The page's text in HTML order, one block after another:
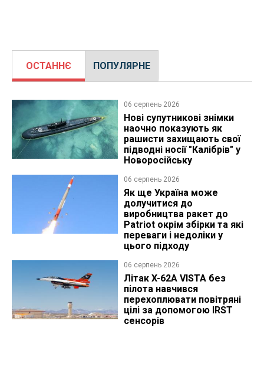
ОСТАННЄ ПОПУЛЯРНЕ
06 серпень 2026
Нові супутникові знімки
наочно показують як
рашисти захищають свої
підводні носії "Калібрів" у
Новоросійську
06 серпень 2026
Як ще Україна може
долучитися до
виробництва ракет до
Patriot окрім збірки та які
переваги і недоліки у
цього підходу
06 серпень 2026
Літак X-62A VISTA без
пілота навчився
перехоплювати повітряні
цілі за допомогою IRST
сенсорів